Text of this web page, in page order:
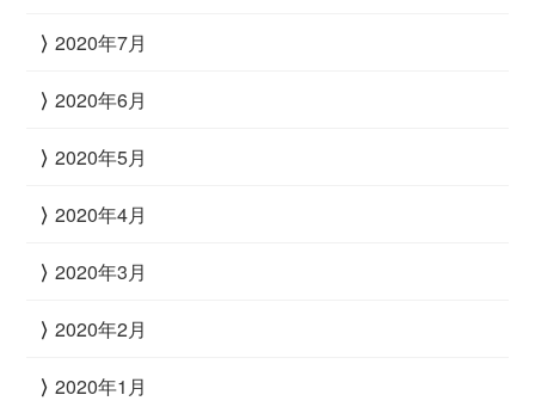
2020年7月
2020年6月
2020年5月
2020年4月
2020年3月
2020年2月
2020年1月